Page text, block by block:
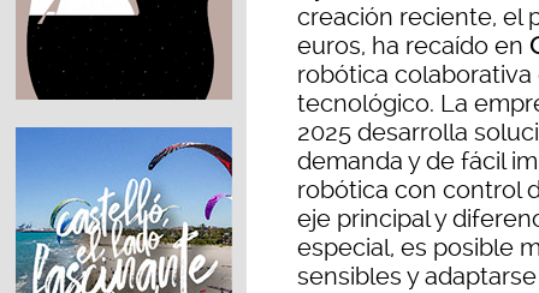
creación reciente, el
euros, ha recaído en
robótica
tecnológico. La
2025 desarrolla
demanda y de fácil
robótica con control
eje principal y
especial, es posible
sensibles y